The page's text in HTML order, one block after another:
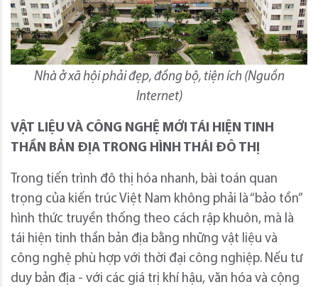
Nhà ở xã hội phải đẹp, đồng bộ, tiện ích (Nguồn
Internet)
VẬT LIỆU VÀ CÔNG NGHỆ MỚI TÁI HIỆN TINH
THẦN BẢN ĐỊA TRONG HÌNH THÁI ĐÔ THỊ
Trong tiến trình đô thị hóa nhanh, bài toán quan
trọng của kiến trúc Việt Nam không phải là “bảo tồn”
hình thức truyền thống theo cách rập khuôn, mà là
tái hiện tinh thần bản địa bằng những vật liệu và
công nghệ phù hợp với thời đại công nghiệp. Nếu tư
duy bản địa - với các giá trị khí hậu, văn hóa và cộng